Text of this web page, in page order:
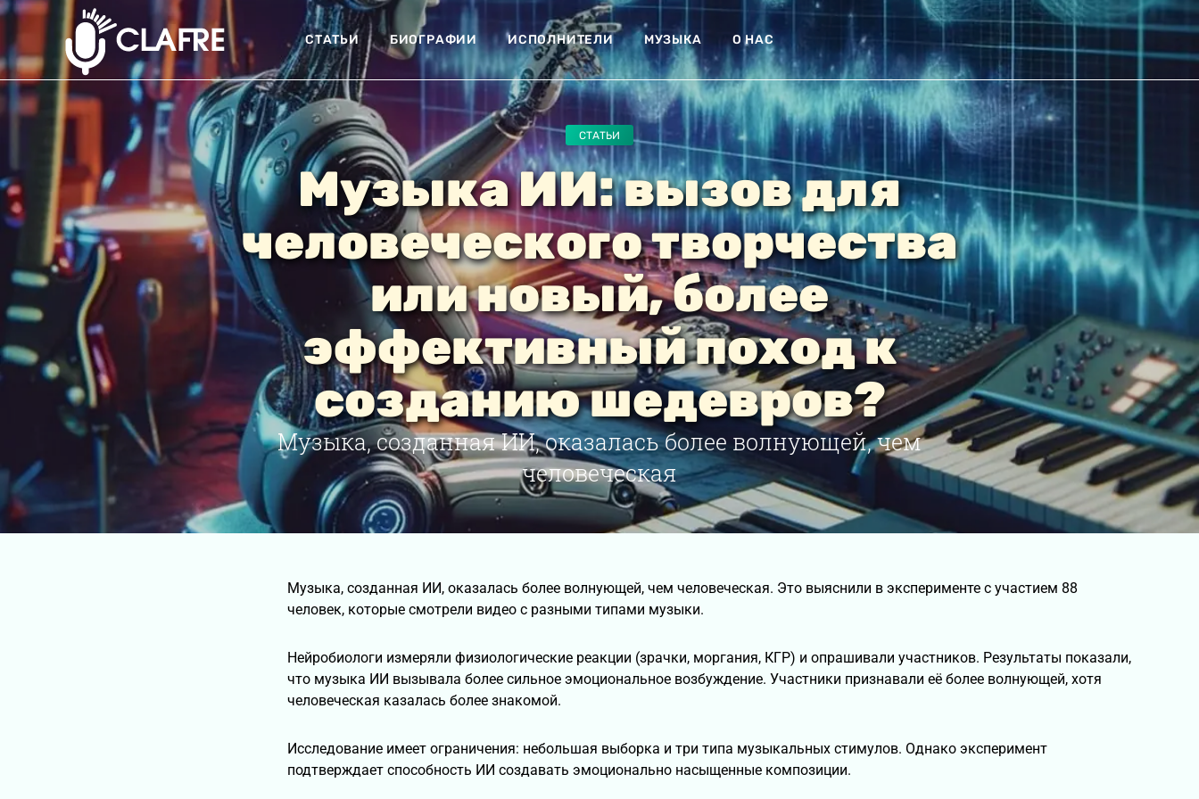
СТАТЬИ БИОГРАФИИ ИСПОЛНИТЕЛИ МУЗЫКА О НАС
СТАТЬИ
Музыка ИИ: вызов для
человеческого творчества
или новый, более
эффективный поход к
созданию шедевров?
Музыка, созданная ИИ, оказалась более волнующей, чем
человеческая
Музыка, созданная ИИ, оказалась более волнующей, чем человеческая. Это выяснили в эксперименте с участием 88
человек, которые смотрели видео с разными типами музыки.
Нейробиологи измеряли физиологические реакции (зрачки, моргания, КГР) и опрашивали участников. Результаты показали,
что музыка ИИ вызывала более сильное эмоциональное возбуждение. Участники признавали её более волнующей, хотя
человеческая казалась более знакомой.
Исследование имеет ограничения: небольшая выборка и три типа музыкальных стимулов. Однако эксперимент
подтверждает способность ИИ создавать эмоционально насыщенные композиции.